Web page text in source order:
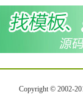
Copyright © 2002-